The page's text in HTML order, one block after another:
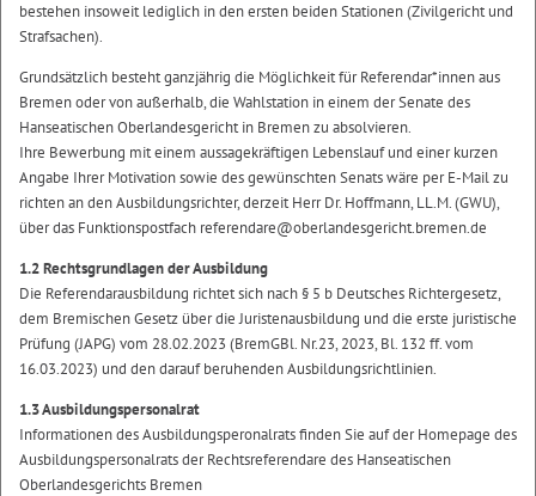
bestehen insoweit lediglich in den ersten beiden Stationen (Zivilgericht und
Strafsachen).
Grundsätzlich besteht ganzjährig die Möglichkeit für Referendar*innen aus
Bremen oder von außerhalb, die Wahlstation in einem der Senate des
Hanseatischen Oberlandesgericht in Bremen zu absolvieren.
Ihre Bewerbung mit einem aussagekräftigen Lebenslauf und einer kurzen
Angabe Ihrer Motivation sowie des gewünschten Senats wäre per E-Mail zu
richten an den Ausbildungsrichter, derzeit Herr Dr. Hoffmann, LL.M. (GWU),
über das Funktionspostfach referendare@oberlandesgericht.bremen.de
1.2 Rechtsgrundlagen der Ausbildung
Die Referendarausbildung richtet sich nach § 5 b Deutsches Richtergesetz,
dem Bremischen Gesetz über die Juristenausbildung und die erste juristische
Prüfung (JAPG) vom 28.02.2023 (BremGBl. Nr.23, 2023, Bl. 132 ff. vom
16.03.2023) und den darauf beruhenden Ausbildungsrichtlinien.
1.3 Ausbildungspersonalrat
Informationen des Ausbildungsperonalrats finden Sie auf der Homepage des
Ausbildungspersonalrats der Rechtsreferendare des Hanseatischen
Oberlandesgerichts Bremen